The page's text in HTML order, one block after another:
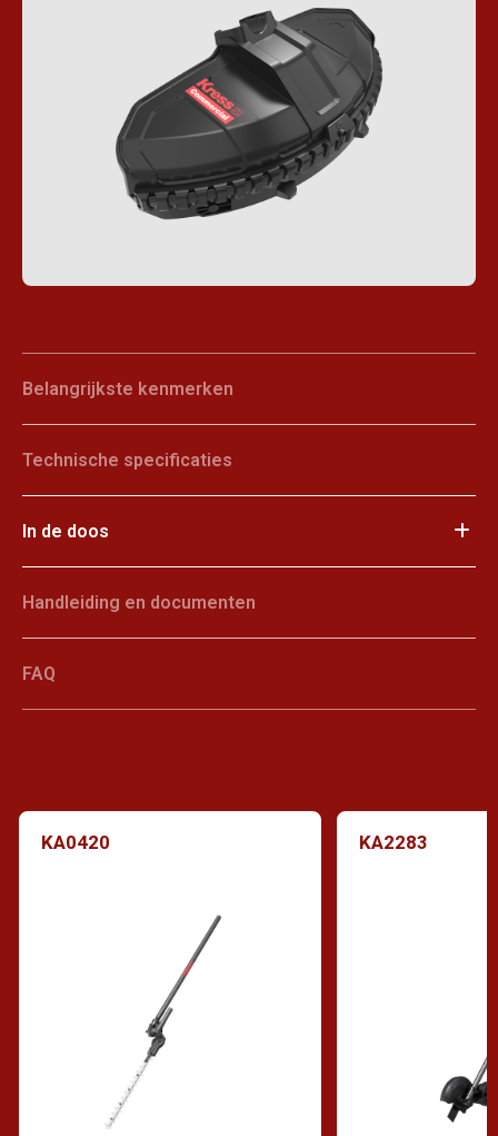
Belangrijkste kenmerken
Technische specificaties
In de doos
Handleiding en documenten
FAQ
KA0420 KA2283